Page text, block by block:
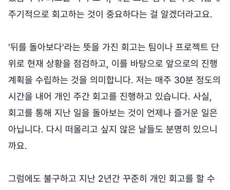
주기적으로 회고하는 것이 중요하다는 걸 알겠더라고요.
'뒤를 돌아보다'라는 뜻을 가진 회고는 팀이나 프로젝트 단
위로 현재 상황을 점검하고, 이를 바탕으로 앞으로의 진행
계획을 수립하는 것을 의미합니다. 저는 매주 30분 정도의
시간을 내어 개인 주간 회고를 진행하고 있습니다. 사실,
회고를 통해 지난 일을 돌아보는 것이 언제나 즐거운 일은
아닙니다. 다시 떠올리고 싶지 않은 날들도 분명히 있으니
까요.
그럼에도 불구하고 지난 2년간 꾸준히 개인 회고를 할 수